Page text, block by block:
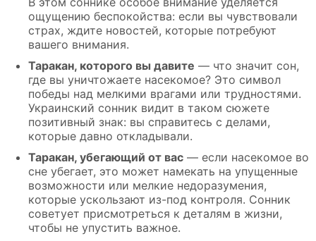
ощущению беспокойства: если вы чувствовали
страх, ждите новостей, которые потребуют
вашего внимания.
Таракан, которого вы давите — что значит сон,
где вы уничтожаете насекомое? Это символ
победы над мелкими врагами или трудностями.
Украинский сонник видит в таком сюжете
позитивный знак: вы справитесь с делами,
которые давно откладывали.
Таракан, убегающий от вас — если насекомое во
сне убегает, это может намекать на упущенные
возможности или мелкие недоразумения,
которые ускользают из-под контроля. Сонник
советует присмотреться к деталям в жизни,
чтобы не упустить важное.